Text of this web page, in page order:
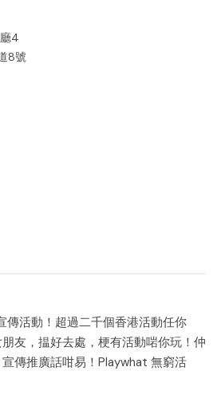
4
8號
傳活動！超過二千個香港活動任你
友，揾好去處，梗有活動啱你玩！仲
傳推廣話咁易！Playwhat 無窮活